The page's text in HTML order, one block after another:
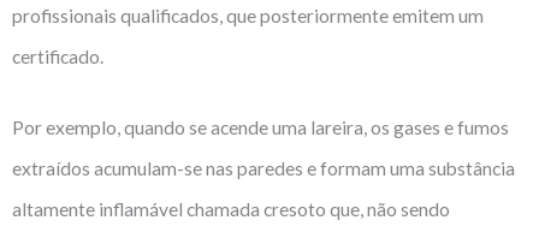
profissionais qualificados, que posteriormente emitem um
certificado.
Por exemplo, quando se acende uma lareira, os gases e fumos
extraídos acumulam-se nas paredes e formam uma substância
altamente inflamável chamada cresoto que, não sendo